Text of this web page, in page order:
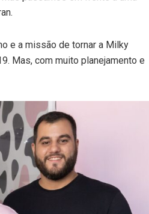
e a missão de tornar a Milky
Mas, com muito planejamento e